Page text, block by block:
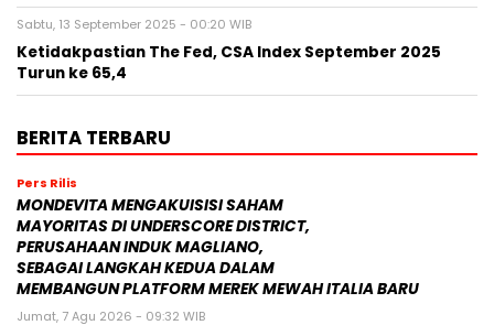
Sabtu, 13 September 2025 - 00:20 WIB
Ketidakpastian The Fed, CSA Index September 2025
Turun ke 65,4
BERITA TERBARU
Pers Rilis
MONDEVITA MENGAKUISISI SAHAM
MAYORITAS DI UNDERSCORE DISTRICT,
PERUSAHAAN INDUK MAGLIANO,
SEBAGAI LANGKAH KEDUA DALAM
MEMBANGUN PLATFORM MEREK MEWAH ITALIA BARU
Jumat, 7 Agu 2026 - 09:32 WIB